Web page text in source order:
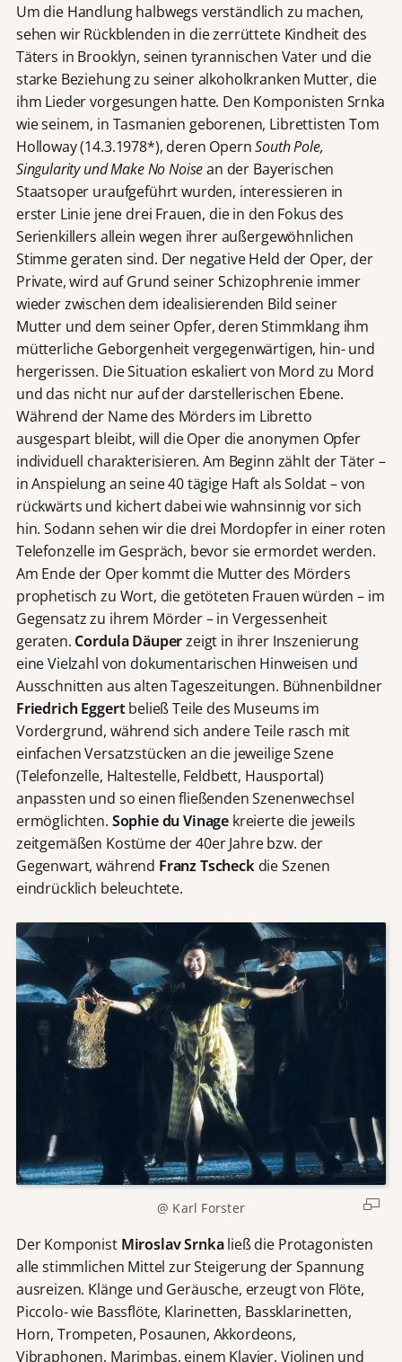
Um die Handlung halbwegs verständlich zu machen,
sehen wir Rückblenden in die zerrüttete Kindheit des
Täters in Brooklyn, seinen tyrannischen Vater und die
starke Beziehung zu seiner alkoholkranken Mutter, die
ihm Lieder vorgesungen hatte. Den Komponisten Srnka
wie seinem, in Tasmanien geborenen, Librettisten Tom
Holloway (14.3.1978*), deren OpernSouth Pole,
Singularity und Make No Noisean der Bayerischen
Staatsoper uraufgeführt wurden, interessieren in
erster Linie jene drei Frauen, die in den Fokus des
Serienkillers allein wegen ihrer außergewöhnlichen
Stimme geraten sind. Der negative Held der Oper, der
Private, wird auf Grund seiner Schizophrenie immer
wieder zwischen dem idealisierenden Bild seiner
Mutter und dem seiner Opfer, deren Stimmklang ihm
mütterliche Geborgenheit vergegenwärtigen, hin- und
hergerissen. Die Situation eskaliert von Mord zu Mord
und das nicht nur auf der darstellerischen Ebene.
Während der Name des Mörders im Libretto
ausgespart bleibt, will die Oper die anonymen Opfer
individuell charakterisieren. Am Beginn zählt der Täter –
in Anspielung an seine 40 tägige Haft als Soldat – von
rückwärts und kichert dabei wie wahnsinnig vor sich
hin. Sodann sehen wir die drei Mordopfer in einer roten
Telefonzelle im Gespräch, bevor sie ermordet werden.
Am Ende der Oper kommt die Mutter des Mörders
prophetisch zu Wort, die getöteten Frauen würden – im
Gegensatz zu ihrem Mörder – in Vergessenheit
geraten. Cordula Däuperzeigt in ihrer Inszenierung
eine Vielzahl von dokumentarischen Hinweisen und
Ausschnitten aus alten Tageszeitungen. Bühnenbildner
Friedrich Eggertbeließ Teile des Museums im
Vordergrund, während sich andere Teile rasch mit
einfachen Versatzstücken an die jeweilige Szene
(Telefonzelle, Haltestelle, Feldbett, Hausportal)
anpassten und so einen fließenden Szenenwechsel
ermöglichten. Sophie du Vinage kreierte die jeweils
zeitgemäßen Kostüme der 40er Jahre bzw. der
Gegenwart, während Franz Tscheckdie Szenen
eindrücklich beleuchtete.
@ Karl Forster
Der Komponist Miroslav Srnkaließ die Protagonisten
alle stimmlichen Mittel zur Steigerung der Spannung
ausreizen. Klänge und Geräusche, erzeugt von Flöte,
Piccolo- wie Bassflöte, Klarinetten, Bassklarinetten,
Horn, Trompeten, Posaunen, Akkordeons,
Vibraphonen, Marimbas, einem Klavier, Violinen und